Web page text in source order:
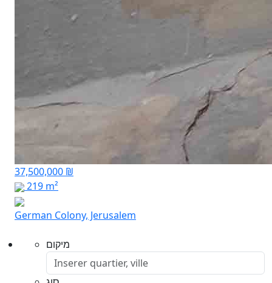
37,500,000 ₪
219 m²
German Colony, Jerusalem
מיקום